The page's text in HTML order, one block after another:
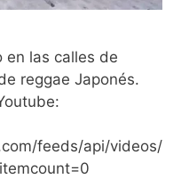
en las calles de
reggae Japonés.
feeds/api/videos/